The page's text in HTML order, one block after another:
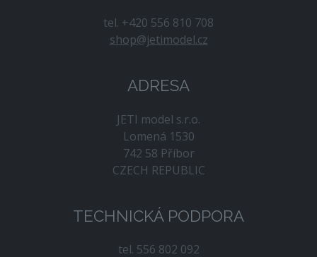
tel. +420 556 810 708
shop@jetimodel.cz
ADRESA
JETI model s.r.o.
Lomená 1530
742 58 Příbor
CZECH REPUBLIC
TECHNICKÁ PODPORA
tel. 556 802 092